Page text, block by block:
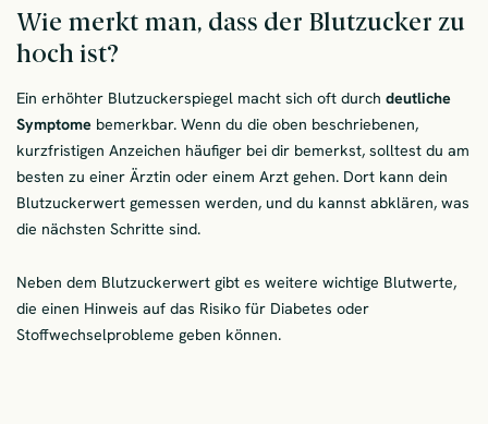
Wie merkt man, dass der Blutzucker zu
hoch ist?
Ein erhöhter Blutzuckerspiegel macht sich oft durch deutliche
Symptome bemerkbar. Wenn du die oben beschriebenen,
kurzfristigen Anzeichen häufiger bei dir bemerkst, solltest du am
besten zu einer Ärztin oder einem Arzt gehen. Dort kann dein
Blutzuckerwert gemessen werden, und du kannst abklären, was
die nächsten Schritte sind.
Neben dem Blutzuckerwert gibt es weitere wichtige Blutwerte,
die einen Hinweis auf das Risiko für Diabetes oder
Stoffwechselprobleme geben können.